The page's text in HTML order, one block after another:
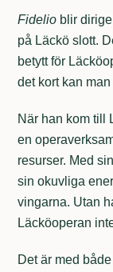
Fidelio blir
på Läckö slott.
betytt för
det kort kan
När han kom till
en
resurser. Med
sin okuvliga
vingarna. Utan
Läcköoperan
Det är med